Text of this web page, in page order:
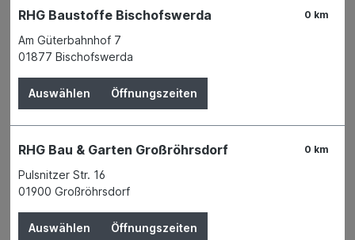
Metallzäune und Maschendraht
Viereckgeflecht grün
60x2,8x1500mm (15m)
Baumkuchenwicklung
HANSEATISCHER DRAHTHANDEL GMBH
0 km
RHG Baustoffe Bischofswerda
Am Güterbahnhof 7
01877 Bischofswerda
Auswählen Öffnungszeiten
0 km
RHG Bau & Garten Großröhrsdorf
Pulsnitzer Str. 16
01900 Großröhrsdorf
Auswählen Öffnungszeiten